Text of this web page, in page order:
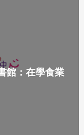
館：在學食業